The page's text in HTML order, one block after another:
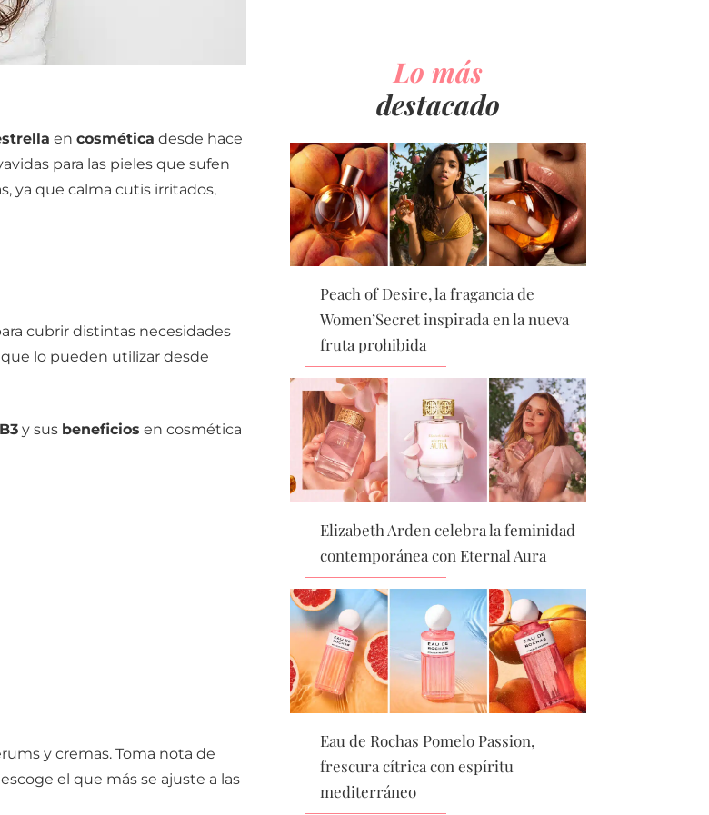
en cosmética desde hace
para las pieles que sufen
ya que calma cutis irritados,
cubrir distintas necesidades
lo pueden utilizar desde
y sus beneficios en cosmética
y cremas. Toma nota de
el que más se ajuste a las
Lo más
destacado
Peach of Desire, la fragancia de
Women’Secret inspirada en la nueva
fruta prohibida
Elizabeth Arden celebra la feminidad
contemporánea con Eternal Aura
Eau de Rochas Pomelo Passion,
frescura cítrica con espíritu
mediterráneo